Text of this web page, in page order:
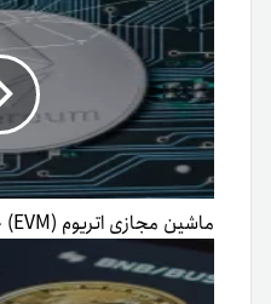
ماشین مجازی اتریوم (EVM) چیست و چگونه کار می‌کند؟